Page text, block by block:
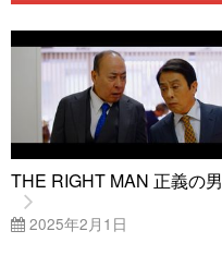
THE RIGHT MAN 正義の男
2025年2月1日